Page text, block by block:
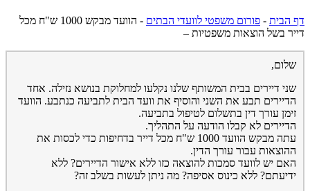
דף הבית - פורום משפטי לוועדי הבתים -
הוועד מבקש 1000 ש"ח מכל
דייר בשל הוצאות משפטיות –
שלום,
שני דיירים בבית המשותף שלנו נקלעו למחלוקת בנושא נזילה. אחד
הדיירים תבע את השני והוסיף את וועד הבית לתביעה כנתבע. הוועד
זימן עורך דין בתשלום לטיפול בתביעה.
הדיירים לא קבלו הודעה על התהליך.
עתה מבקש הוועד 1000 ש"ח מכל דייר בדחיפות כדי לכסות את
ההוצאות עבור עורך הדין.
האם יש לוועד סמכות להוצאה כזו ללא אישור הדיירים? ללא
ידיעתם? ללא כינוס אסיפה? מה ניתן לעשות בשלב זה?